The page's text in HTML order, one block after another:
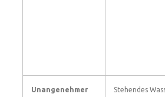
Unangenehmer
Stehendes